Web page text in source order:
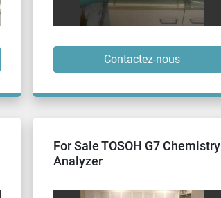
Contactez-nous
For Sale TOSOH G7 Chemistry
Analyzer